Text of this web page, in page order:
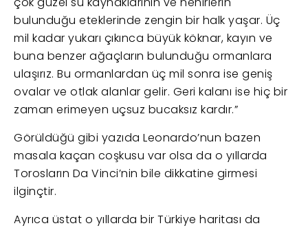
bulunduğu eteklerinde zengin bir halk yaşar. Üç
mil kadar yukarı çıkınca büyük köknar, kayın ve
buna benzer ağaçların bulunduğu ormanlara
ulaşırız. Bu ormanlardan üç mil sonra ise geniş
ovalar ve otlak alanlar gelir. Geri kalanı ise hiç bir
zaman erimeyen uçsuz bucaksız kardır.”
Görüldüğü gibi yazıda Leonardo’nun bazen
masala kaçan coşkusu var olsa da o yıllarda
Torosların Da Vinci’nin bile dikkatine girmesi
ilginçtir.
Ayrıca üstat o yıllarda bir Türkiye haritası da